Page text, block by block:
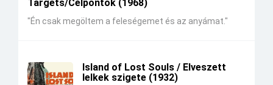
Targets/Célpontok (1968)
"Én csak megöltem a feleségemet és az anyámat."
Island of Lost Souls / Elveszett
lelkek szigete (1932)